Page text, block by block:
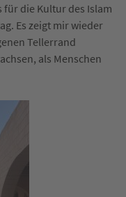
die Kultur des Islam
Es zeigt mir wieder
Tellerrand
als Menschen